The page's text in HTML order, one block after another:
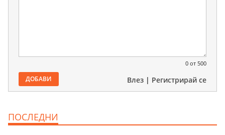
0 от 500
ДОБАВИ Влез | Регистрирай се
ПОСЛЕДНИ